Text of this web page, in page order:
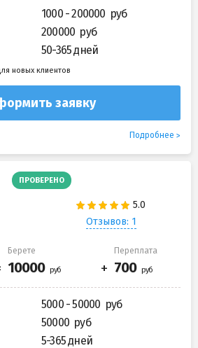
1000 - 200000
200000
50-365 дней
новых клиентов
заявку
Подробнее
ПРОВЕРЕНО
Отзывов: 1
Берете Переплата
5000 - 50000
50000
5-365 дней